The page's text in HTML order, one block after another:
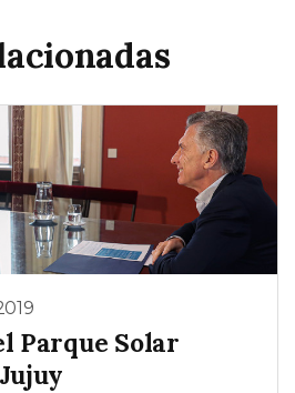
Parque Solar